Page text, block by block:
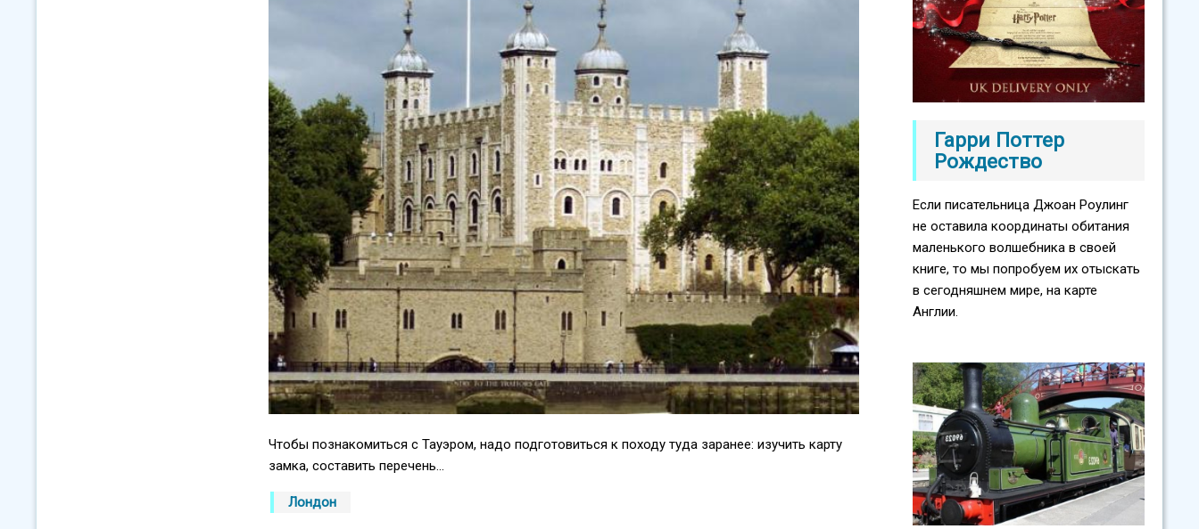
Чтобы познакомиться с Тауэром, надо подготовиться к походу туда заранее: изучить карту
замка, составить перечень...
Лондон
Гарри Поттер
Рождество
Если писательница Джоан Роулинг
не оставила координаты обитания
маленького волшебника в своей
книге, то мы попробуем их отыскать
в сегодняшнем мире, на карте
Англии.